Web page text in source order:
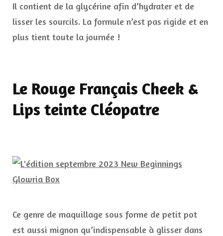
Il contient de la glycérine afin d’hydrater et de
lisser les sourcils. La formule n’est pas rigide et en
plus tient toute la journée !
Le Rouge Français Cheek &
Lips teinte Cléopatre
Ce genre de maquillage sous forme de petit pot
est aussi mignon qu’indispensable à glisser dans